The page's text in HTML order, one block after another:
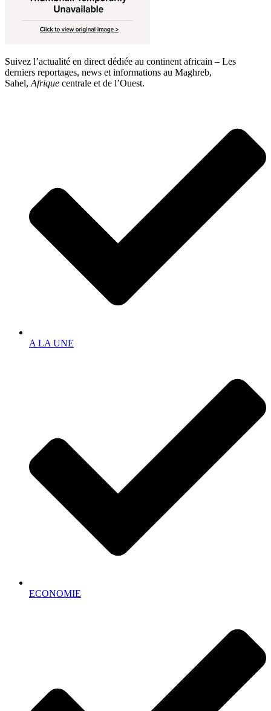
Suivez l’actualité en direct dédiée au continent africain – Les
derniers reportages, news et informations au Maghreb,
Sahel, Afrique centrale et de l’Ouest.
A LA UNE
ECONOMIE